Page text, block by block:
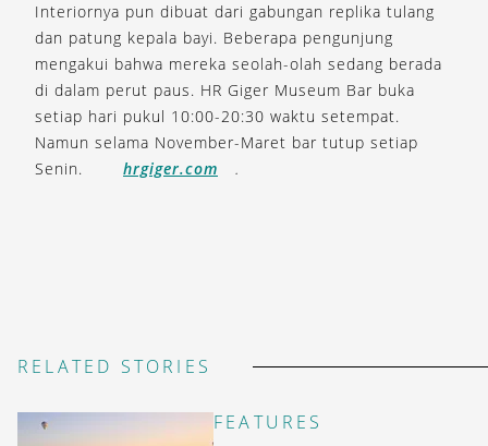
Interiornya pun dibuat dari gabungan replika tulang
dan patung kepala bayi. Beberapa pengunjung
mengakui bahwa mereka seolah-olah sedang berada
di dalam perut paus. HR Giger Museum Bar buka
setiap hari pukul 10:00-20:30 waktu setempat.
Namun selama November-Maret bar tutup setiap
Senin.
hrgiger.com .
RELATED STORIES
FEATURES